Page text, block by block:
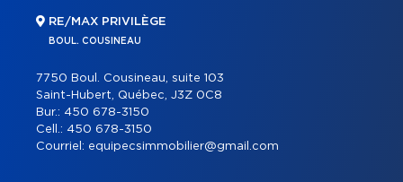
RE/MAX PRIVILÈGE
BOUL. COUSINEAU
7750 Boul. Cousineau, suite 103
Saint-Hubert, Québec, J3Z 0C8
Bur.: 450 678-3150
Cell.: 450 678-3150
Courriel: equipecsimmobilier@gmail.com